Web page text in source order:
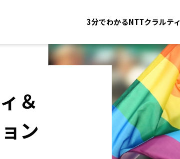
3分でわかるNTTクラルティ
＆
ン